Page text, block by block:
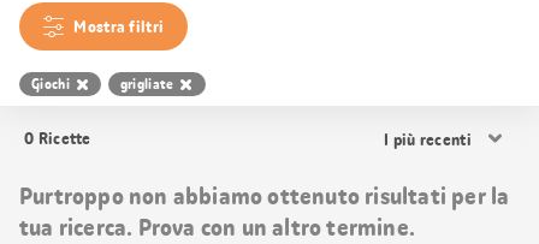
Mostra filtri
Giochi grigliate
0 Ricette
i
Purtroppo non abbiamo ottenuto risultati per la
tua ricerca. Prova con un altro termine.